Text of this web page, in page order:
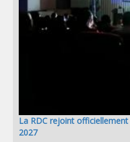
La RDC rejoint
2027